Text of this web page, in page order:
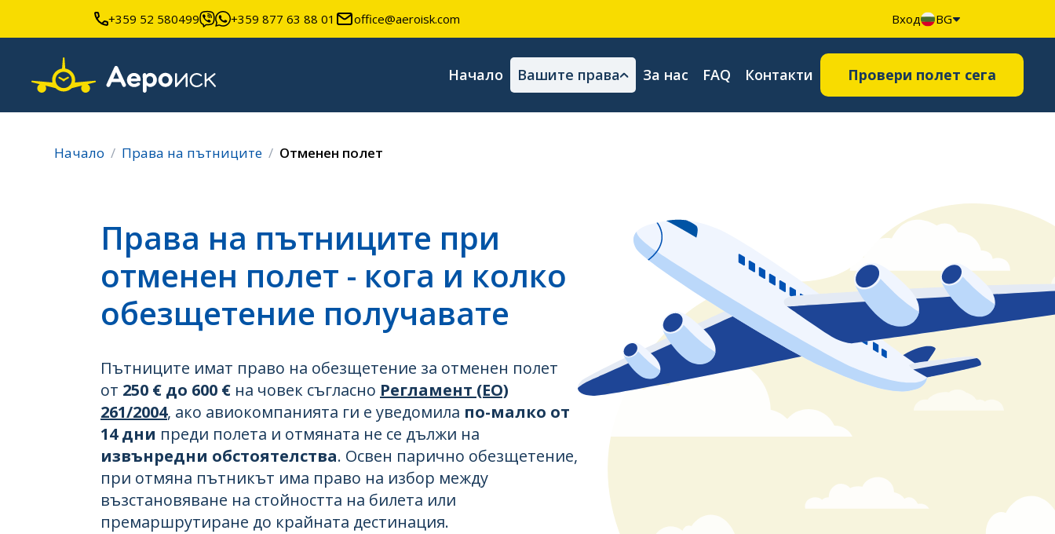
+359 52 580499 +359 877 63 88 01 office@aeroisk.com Вход BG
Начало Вашите права За нас FAQ Контакти Провери полет сега
Начало Права на пътниците Отменен полет
Права на пътниците при
отменен полет - кога и колко
обезщетение получавате
Пътниците имат право на обезщетение за отменен полет
от 250 € до 600 € на човек съгласно Регламент (ЕО)
261/2004, ако авиокомпанията ги е уведомила по-малко от
14 дни преди полета и отмяната не се дължи на
извънредни обстоятелства. Освен парично обезщетение,
при отмяна пътникът има право на избор между
възстановяване на стойността на билета или
премаршрутиране до крайната дестинация.